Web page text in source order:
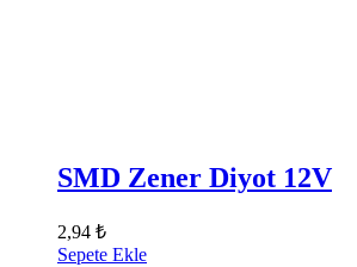
SMD Zener Diyot 12V
2,94 ₺
Sepete Ekle